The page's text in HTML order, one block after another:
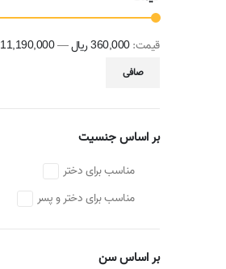
حداقل
حداكثرصافی
قيمت:360,000 ریال —11,190,000 ریال
بر اساس جنسیت
مناسب برای دختر
مناسب برای دختر و پسر
بر اساس سن